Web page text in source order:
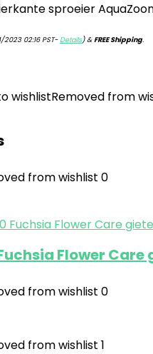
sproeier
02:16 PST-Details)&FREE Shipping.
wishlistRemoved from
from wishlist 0
Flower
from wishlist 0
from wishlist 1